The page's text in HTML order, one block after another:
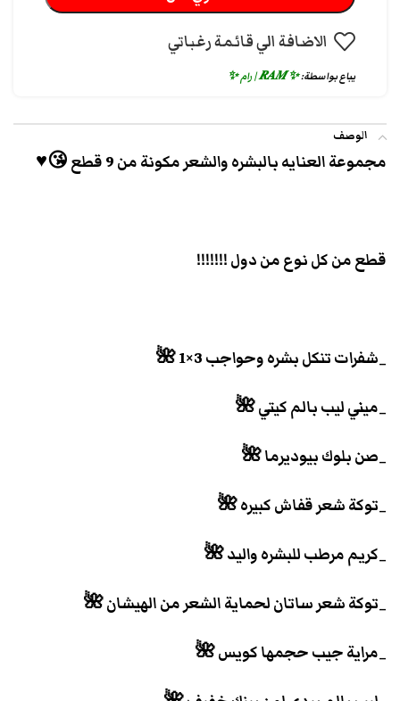
الاضافة الي قائمة رغباتي
يباع بواسطة:✨ 𝑹𝑨𝑴 | رام ✨
الوصف
مجموعة العنايه بالبشره والشعر مكونة من 9 قطع 😘♥
قطع من كل نوع من دول !!!!!!!
_شفرات تنكل بشره وحواجب 3×1 🌺
_ميني ليب بالم كيتي 🌺
_صن بلوك بيوديرما 🌺
_توكة شعر قفاش كبيره 🌺
_كريم مرطب للبشره واليد 🌺
_توكة شعر ساتان لحماية الشعر من الهيشان 🌺
_مراية جيب حجمها كويس 🌺